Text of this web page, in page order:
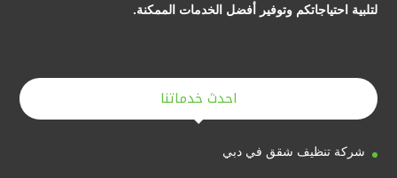
لتلبية احتياجاتكم وتوفير أفضل الخدمات الممكنة.
احدث خدماتنا
شركة تنظيف شقق في دبي